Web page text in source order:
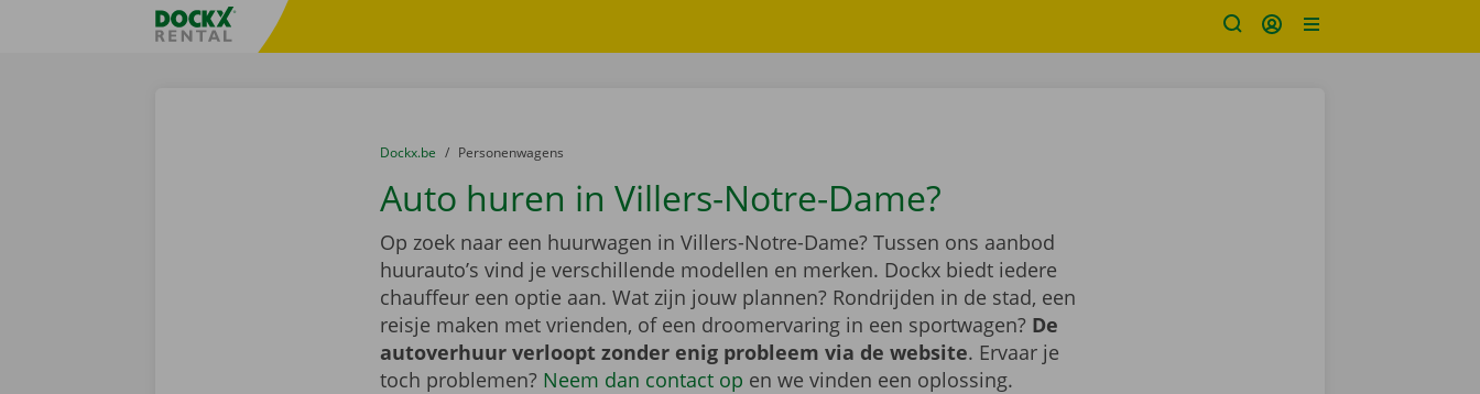
Taalselectie overslaanFratello DEMO
U bevindt zich hier:
van
Dockx.be naar
Personenwagens
Auto huren in Villers-Notre-Dame?
Op zoek naar een huurwagen in Villers-Notre-Dame? Tussen ons aanbod
huurauto’s vind je verschillende modellen en merken. Dockx biedt iedere
chauffeur een optie aan. Wat zijn jouw plannen? Rondrijden in de stad, een
reisje maken met vrienden, of een droomervaring in een sportwagen? De
autoverhuur verloopt zonder enig probleem via de website. Ervaar je
toch problemen? Neem dan contact op en we vinden een oplossing.